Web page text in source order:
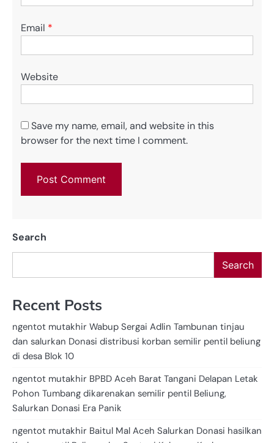
Email *
Website
Save my name, email, and website in this
browser for the next time I comment.
Search
Search
Recent Posts
ngentot mutakhir Wabup Sergai Adlin Tambunan tinjau
dan salurkan Donasi distribusi korban semilir pentil beliung
di desa Blok 10
ngentot mutakhir BPBD Aceh Barat Tangani Delapan Letak
Pohon Tumbang dikarenakan semilir pentil Beliung,
Salurkan Donasi Era Panik
ngentot mutakhir Baitul Mal Aceh Salurkan Donasi hasilkan